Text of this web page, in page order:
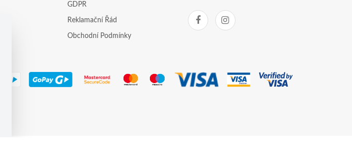
GDPR
Reklamační Řád
Obchodní Podmínky